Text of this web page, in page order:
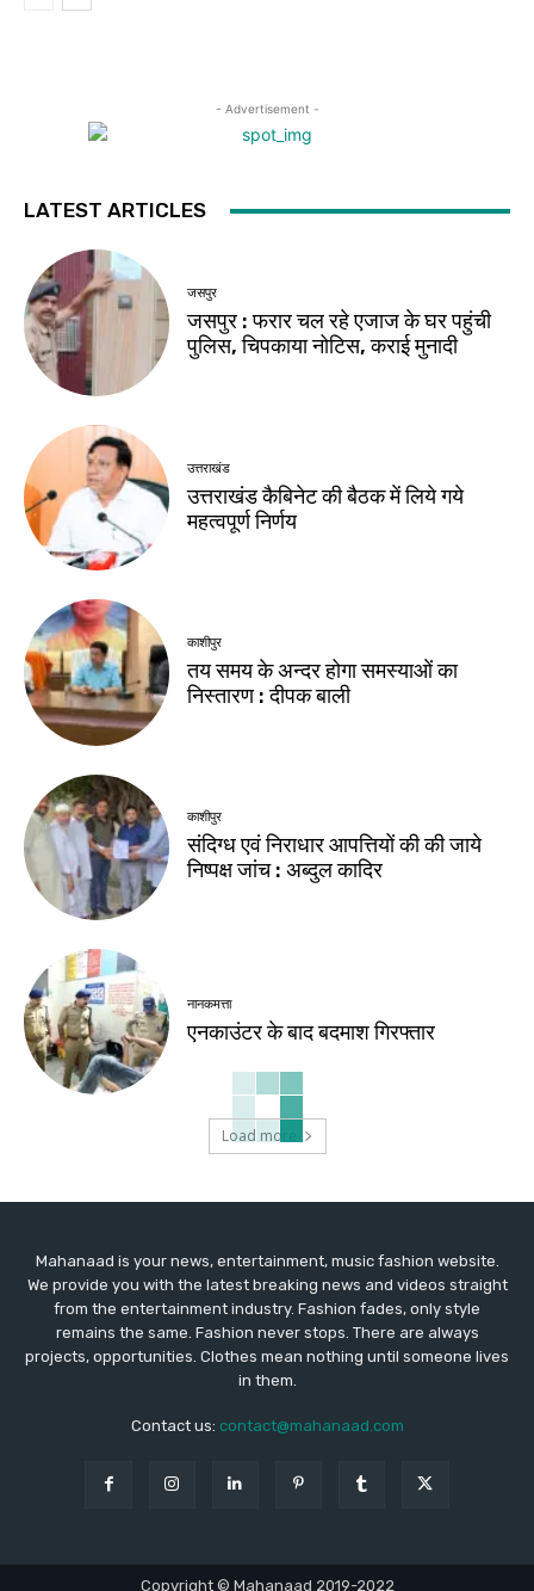
- Advertisement -
LATEST ARTICLES
जसपुर
जसपुर : फरार चल रहे एजाज के घर पहुंची
पुलिस, चिपकाया नोटिस, कराई मुनादी
उत्तराखंड
उत्तराखंड कैबिनेट की बैठक में लिये गये
महत्वपूर्ण निर्णय
काशीपुर
तय समय के अन्दर होगा समस्याओं का
निस्तारण : दीपक बाली
काशीपुर
संदिग्ध एवं निराधार आपत्तियों की की जाये
निष्पक्ष जांच : अब्दुल कादिर
नानकमत्ता
एनकाउंटर के बाद बदमाश गिरफ्तार
Load more
Mahanaad is your news, entertainment, music fashion website.
We provide you with the latest breaking news and videos straight
from the entertainment industry. Fashion fades, only style
remains the same. Fashion never stops. There are always
projects, opportunities. Clothes mean nothing until someone lives
in them.
Contact us: contact@mahanaad.com
Copyright © Mahanaad 2019-2022